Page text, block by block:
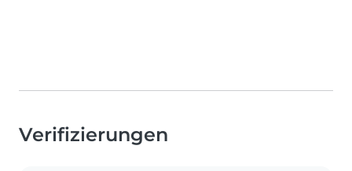
Verifizierungen